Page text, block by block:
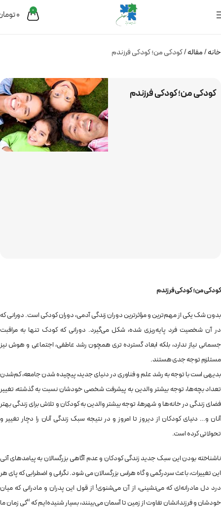
0
0
خانه مقاله کودکی من؛ کودکی فرزندم
کودکی من؛ کودکی فرزندم
کودکی من؛ کودکی فرزندم
بدون شک یکی از مهم‌ترین و مؤثرترین دوران زندگی آدمی، دوران کودکی است. دورانی که
در آن شخصیت فرد پایه‌ریزی شده، شکل می‌گیرد. دورانی که کودک تنها به مراقبت
جسمانی نیاز ندارد، بلکه ابعاد گسترده تری همچون رشد عاطفی، اجتماعی و هوش نیز
مستلزم توجه جدی هستند.
بدیهی است با توجه به رشد علم و فناوری در دنیای جدید، پیچیده شدن جامعه، کم‌شدن
تعداد بچه‌ها، توجه بیشتر والدین به پیشرفت شخصی خودشان نسبت به گذشته، تغییر
فضای زندگی در خانه‌ها و شهرها، توجه بیشتر والدین به کودکان و تلاش برای زندگی بهتر
آنان و… دنیای کودکان از دیروز تا امروز و در نتیجه سبک زندگی آنان را دچار تغییر و
تحولاتی کرده است.
ناشناخته بودن این سبک جدید زندگی کودکان و عدم آگاهی بزرگسالان به پیامدهای آتی
این تغییرات، باعث سردرگمی و گاه هراس بزرگسالان می شود. نگرانی و اضطرابی که پای هر
درد دل مادرانه‌ای که می‌نشینی، از آن می‌شنوی! از قول این پدران و مادرانی که میان
خودشان و فرزندانشان تفاوت از زمین تا آسمان می‌بینند، بسیار شنیده‌ایم که “کی زمان ما